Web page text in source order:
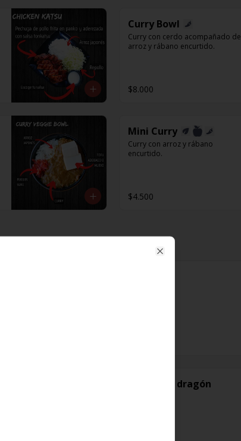
Curry Bowl
Curry con cerdo acompañado de
arroz y rábano encurtido.
$8.000
Mini Curry
Curry con arroz y rábano
encurtido.
$4.500
Diente de dragón